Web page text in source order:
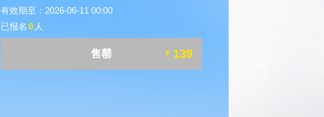
有效期至：2026-06-11 00:00
已报名 0 人
售罄 ¥ 139